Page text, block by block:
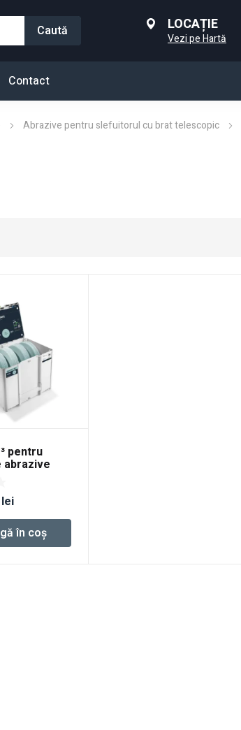
LOCAȚIE
Vezi pe Hartă
Contact
Abrazive pentru slefuitorul cu brat telescopic
pentru
abrazive
lei
în coș